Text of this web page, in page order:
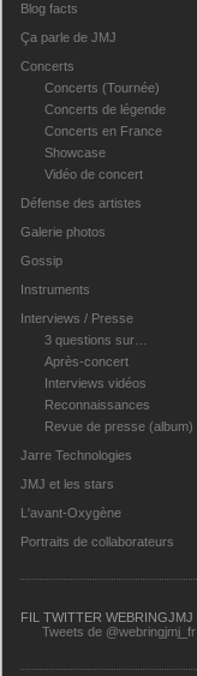
Blog facts
Ça parle de JMJ
Concerts
Concerts (Tournée)
Concerts de légende
Concerts en France
Showcase
Vidéo de concert
Défense des artistes
Galerie photos
Gossip
Instruments
Interviews / Presse
3 questions sur…
Après-concert
Interviews vidéos
Reconnaissances
Revue de presse (album)
Jarre Technologies
JMJ et les stars
L'avant-Oxygène
Portraits de collaborateurs
FIL TWITTER WEBRINGJMJ
Tweets de @webringjmj_fr